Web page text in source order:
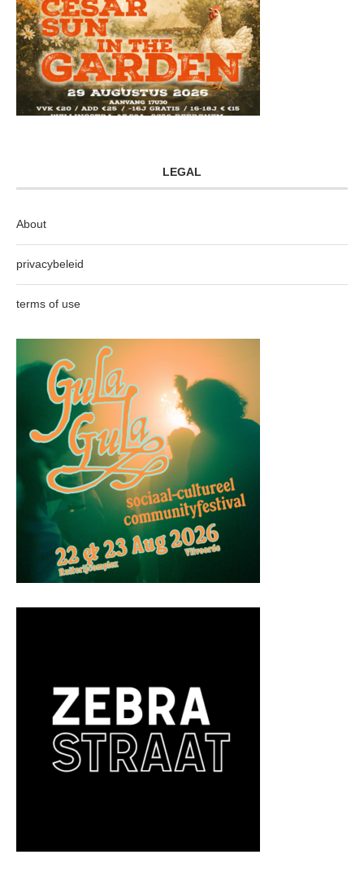
LEGAL
About
privacybeleid
terms of use